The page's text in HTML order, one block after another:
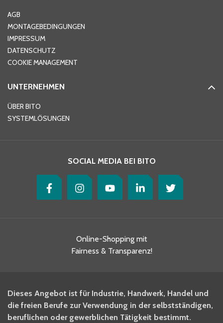
AGB
MONTAGEBEDINGUNGEN
IMPRESSUM
DATENSCHUTZ
COOKIE MANAGEMENT
UNTERNEHMEN
ÜBER BITO
SYSTEMLÖSUNGEN
SOCIAL MEDIA BEI BITO
Online-Shopping mit
Fairness & Transparenz!
Dieses Angebot ist für Industrie, Handwerk, Handel und
die freien Berufe zur Verwendung in der selbstständigen,
beruflichen oder gewerblichen Tätigkeit bestimmt.